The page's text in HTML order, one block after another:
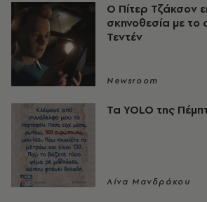
Ο Πίτερ Τζάκσον
σκηνοθεσία με το
Τεντέν
Newsroom
Τα YOLO της
Λίνα Μανδράκου